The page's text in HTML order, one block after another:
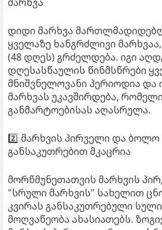
დიდი მარხვა
ყველაზე ხანგრძლივი
(48 დღეს) გრძელდება. იგი
დღესასწაულის წინმსწრები
მნიშვნელოვანი პერიოდია და
მარხვას უკავშირდება,
განმარტოებისას აღასრულა.
2️⃣ მარხვის პირველი და ბოლო
განსაკუთრებით მკაცრია
მორწმუნეთათვის მარხვის
"სრული მარხვის" სახელით
კვირას განსაკუთრებული
მოღვაწეობა ახასიათებს.